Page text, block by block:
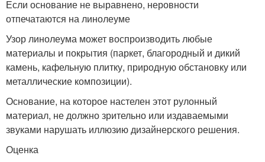
Если основание не выравнено, неровности
отпечатаются на линолеуме
Узор линолеума может воспроизводить любые
материалы и покрытия (паркет, благородный и дикий
камень, кафельную плитку, природную обстановку или
металлические композиции).
Основание, на которое настелен этот рулонный
материал, не должно зрительно или издаваемыми
звуками нарушать иллюзию дизайнерского решения.
Оценка